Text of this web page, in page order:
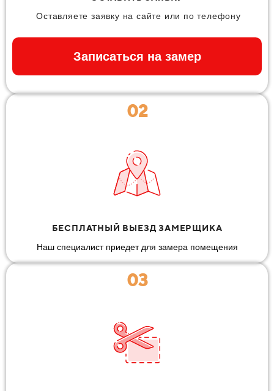
Оставляете заявку на сайте или по телефону
Записаться на замер
02
БЕСПЛАТНЫЙ ВЫЕЗД ЗАМЕРЩИКА
Наш специалист приедет для замера помещения
03